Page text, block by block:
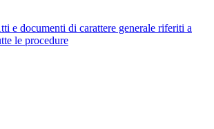
e documenti di carattere generale riferiti a
le procedure